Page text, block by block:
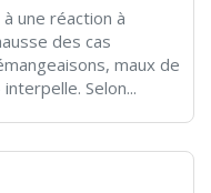
une réaction à
des cas
maux de
Selon...